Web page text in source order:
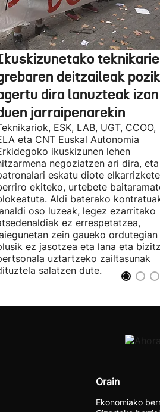
deitzaileak pozik
dira lanuzteak izan
jarraipenarekin
ESK, LAB, UGT, CCOO,
eta CNT Euskal Autonomia
ikuskizunen lehen
negoziatzen ari dira, eta
eskatu diote
ekiteko, urtebete
Aldi baterako
oso luzeak, legez ezarritako
ez errespetatzea,
zein gaueko ordutegian
ez jasotzea eta lana eta
uztartzeko zailtasunak
salatzen dute.
Orain
Ekonomiako